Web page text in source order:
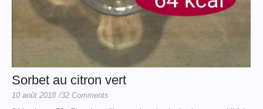
Sorbet au citron vert
10 août 2018 /32 Comments